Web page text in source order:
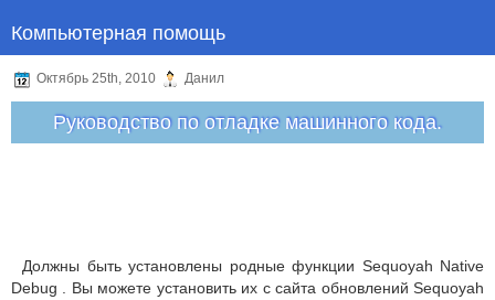
Компьютерная помощь
Октябрь 25th, 2010 Данил
Руководство по отладке машинного кода.
Должны быть установлены родные функции Sequoyah Native
Debug . Вы можете установить их с сайта обновлений Sequoyah